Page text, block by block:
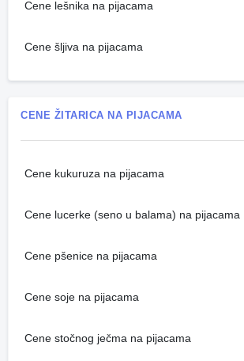
Cene lešnika na pijacama
Cene šljiva na pijacama
CENE ŽITARICA NA PIJACAMA
Cene kukuruza na pijacama
Cene lucerke (seno u balama) na pijacama
Cene pšenice na pijacama
Cene soje na pijacama
Cene stočnog ječma na pijacama